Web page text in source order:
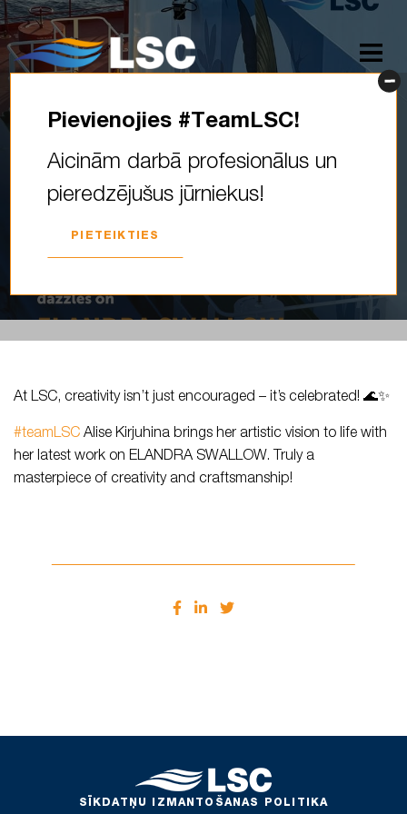
At LSC, creativity isn’t just
encouraged – it’s celebrated!
#teamLSC Alise Kirjuhina
brings her…
At LSC, creativity isn’t just encouraged – it’s celebrated! 🌊✨
#teamLSC Alise Kirjuhina brings her artistic vision to life with
her latest work on ELANDRA SWALLOW. Truly a
masterpiece of creativity and craftsmanship!
Pievienojies #TeamLSC!
Aicinām darbā profesionālus un
pieredzējušus jūrniekus!
PIETEIKTIES
SĪKDATŅU IZMANTOŠANAS POLITIKA